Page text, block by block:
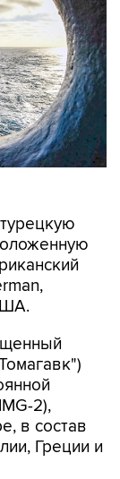
2),
в состав
Греции и